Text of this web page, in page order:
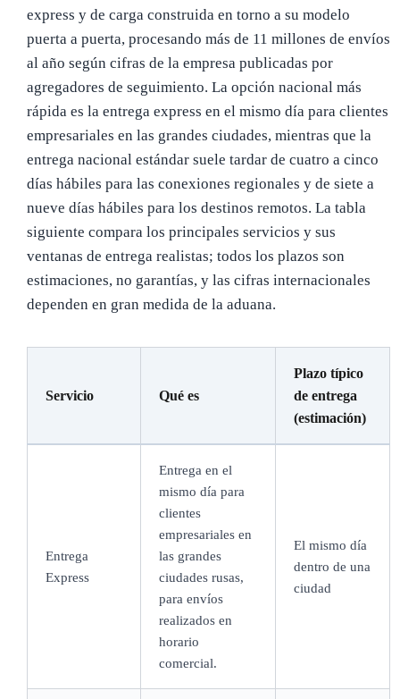
express y de carga construida en torno a su modelo
puerta a puerta, procesando más de 11 millones de envíos
al año según cifras de la empresa publicadas por
agregadores de seguimiento. La opción nacional más
rápida es la entrega express en el mismo día para clientes
empresariales en las grandes ciudades, mientras que la
entrega nacional estándar suele tardar de cuatro a cinco
días hábiles para las conexiones regionales y de siete a
nueve días hábiles para los destinos remotos. La tabla
siguiente compara los principales servicios y sus
ventanas de entrega realistas; todos los plazos son
estimaciones, no garantías, y las cifras internacionales
dependen en gran medida de la aduana.
Servicio Qué es
Plazo típico
de entrega
(estimación)
Entrega
Express
Entrega en el
mismo día para
clientes
empresariales en
las grandes
ciudades rusas,
para envíos
realizados en
horario
comercial.
El mismo día
dentro de una
ciudad